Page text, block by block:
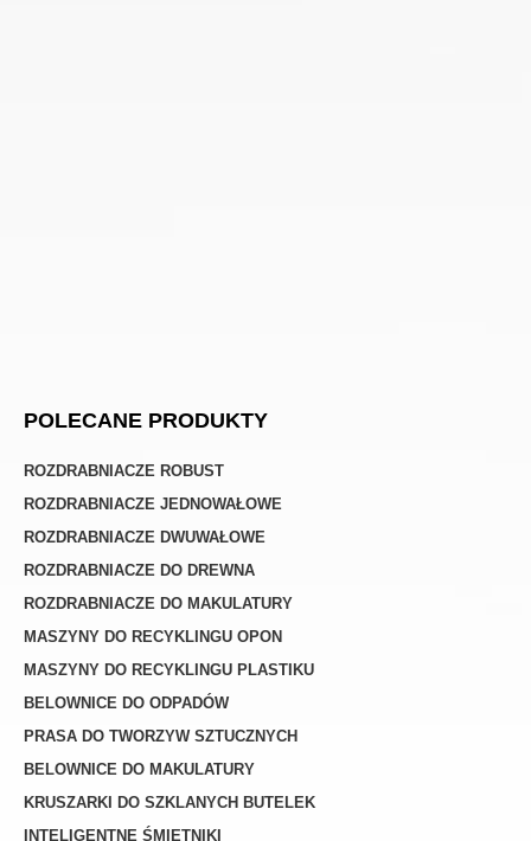
POLECANE PRODUKTY
ROZDRABNIACZE ROBUST
ROZDRABNIACZE JEDNOWAŁOWE
ROZDRABNIACZE DWUWAŁOWE
ROZDRABNIACZE DO DREWNA
ROZDRABNIACZE DO MAKULATURY
MASZYNY DO RECYKLINGU OPON
MASZYNY DO RECYKLINGU PLASTIKU
BELOWNICE DO ODPADÓW
PRASA DO TWORZYW SZTUCZNYCH
BELOWNICE DO MAKULATURY
KRUSZARKI DO SZKLANYCH BUTELEK
INTELIGENTNE ŚMIETNIKI